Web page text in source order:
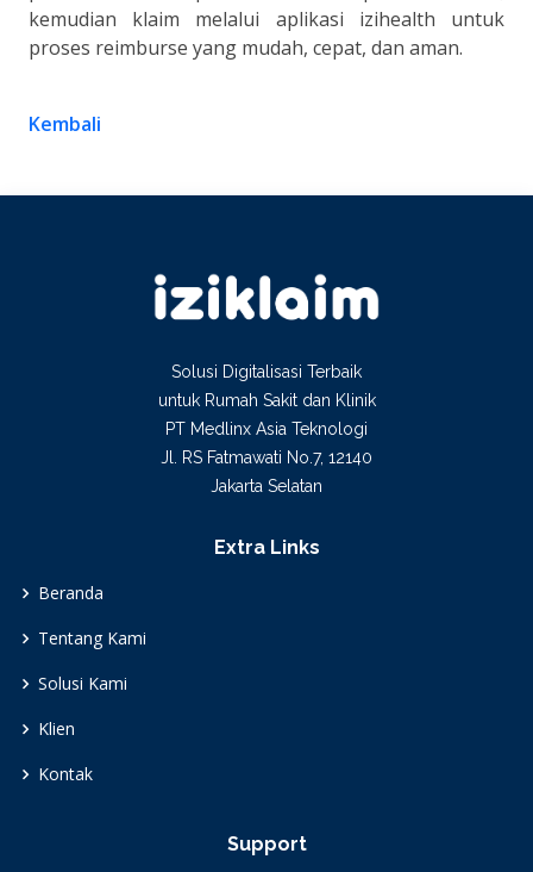
kemudian klaim melalui aplikasi izihealth untuk
proses reimburse yang mudah, cepat, dan aman.
Kembali
Solusi Digitalisasi Terbaik
untuk Rumah Sakit dan Klinik
PT Medlinx Asia Teknologi
Jl. RS Fatmawati No.7, 12140
Jakarta Selatan
Extra Links
Beranda
Tentang Kami
Solusi Kami
Klien
Kontak
Support